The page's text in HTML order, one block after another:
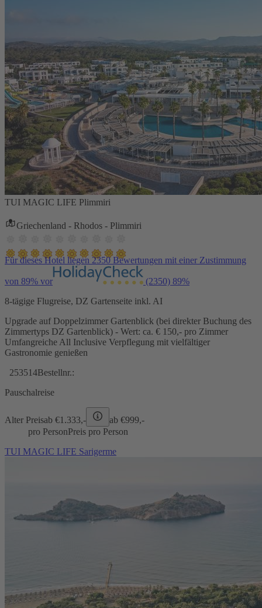
TUI MAGIC LIFE Plimmiri
Griechenland - Rhodos - Plimmiri
Für dieses Hotel liegen 2350 Bewertungen mit einer Zustimmung
von 89% vor (2350) 89%
8-tägige Flugreise, DZ Gartenseite inkl. AI
Upgrade auf Doppelzimmer Gartenblick (bei direkter Buchung des
Zimmertyps DZ Gartenblick) - Wert: ca. € 150,- pro Zimmer
Umfangreiche All Inclusive Verpflegung mit vielfältiger
Gastronomie genießen
253514Bestellnr.:
Pauschalreise
Alter Preisab €1.333,- ab €999,-
pro PersonPreis pro Person
TUI MAGIC LIFE Sarigerme